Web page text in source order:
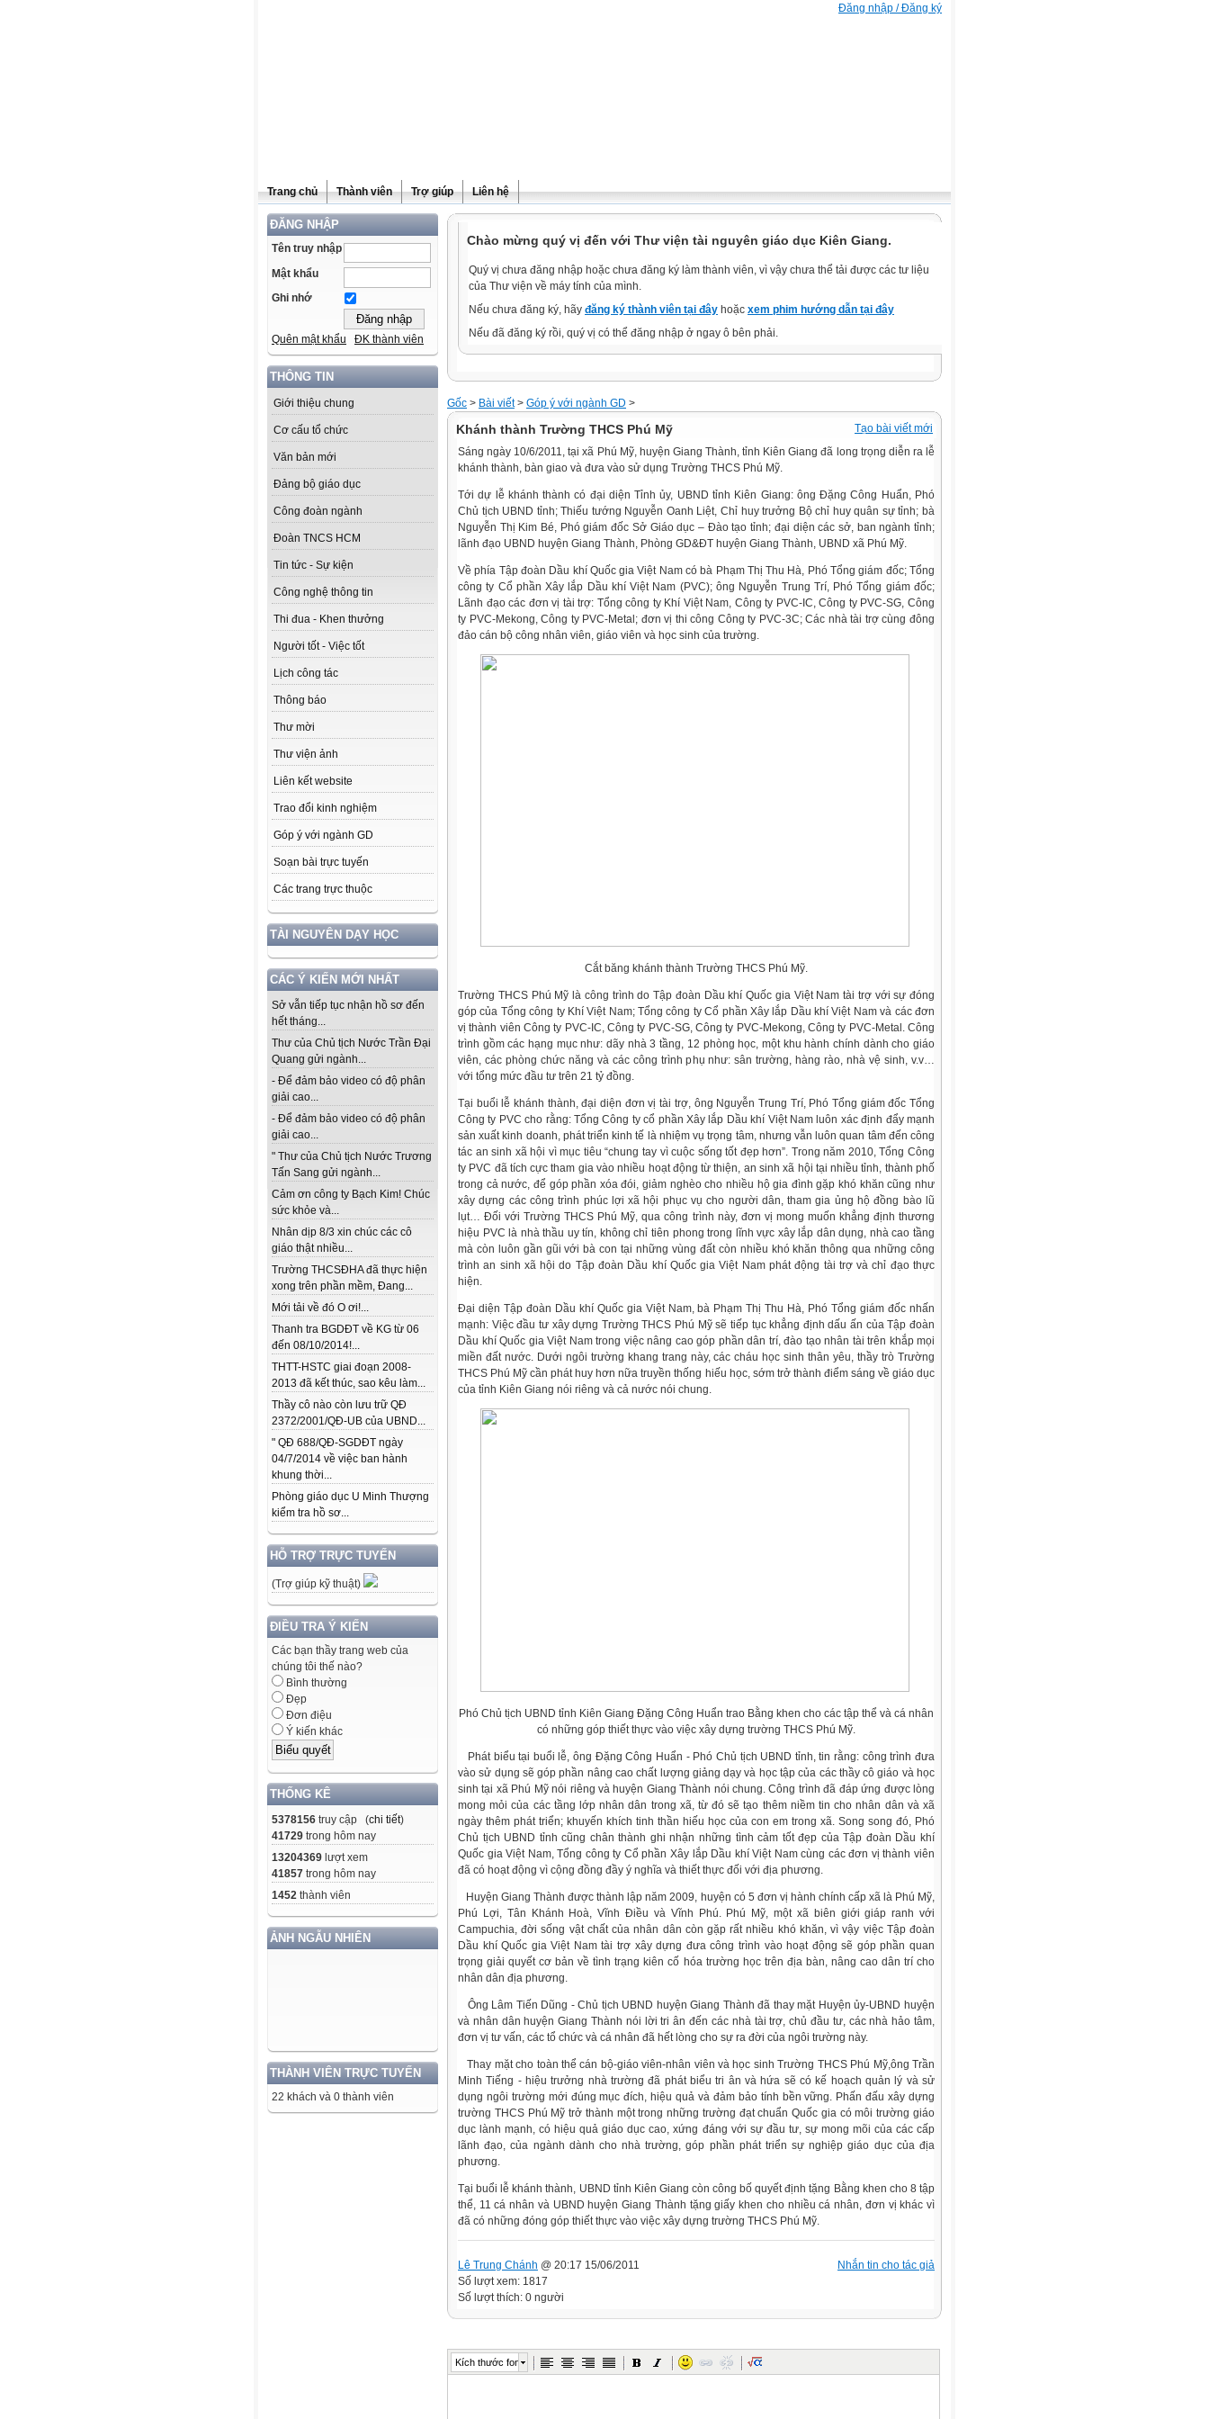
Đăng nhập / Đăng ký
Trang chủ Thành viên Trợ giúp Liên hệ
ĐĂNG NHẬP
Tên truy nhập
Mật khẩu
Ghi nhớ
Quên mật khẩu ĐK thành viên
THÔNG TIN
Giới thiệu chung
Cơ cấu tổ chức
Văn bản mới
Đảng bộ giáo dục
Công đoàn ngành
Đoàn TNCS HCM
Tin tức - Sự kiện
Công nghệ thông tin
Thi đua - Khen thưởng
Người tốt - Việc tốt
Lịch công tác
Thông báo
Thư mời
Thư viện ảnh
Liên kết website
Trao đổi kinh nghiệm
Góp ý với ngành GD
Soạn bài trực tuyến
Các trang trực thuộc
TÀI NGUYÊN DẠY HỌC
CÁC Ý KIẾN MỚI NHẤT
Sở vẫn tiếp tục nhận hồ sơ đến
hết tháng...
Thư của Chủ tịch Nước Trần Đại
Quang gửi ngành...
- Để đảm bảo video có độ phân
giải cao...
- Để đảm bảo video có độ phân
giải cao...
" Thư của Chủ tịch Nước Trương
Tấn Sang gửi ngành...
Cảm ơn công ty Bạch Kim! Chúc
sức khỏe và...
Nhân dịp 8/3 xin chúc các cô
giáo thật nhiều...
Trường THCSĐHA đã thực hiện
xong trên phần mềm, Đang...
Mới tải về đó O ơi!...
Thanh tra BGDĐT về KG từ 06
đến 08/10/2014!...
THTT-HSTC giai đoạn 2008-
2013 đã kết thúc, sao kêu làm...
Thầy cô nào còn lưu trữ QĐ
2372/2001/QĐ-UB của UBND...
" QĐ 688/QĐ-SGDĐT ngày
04/7/2014 về việc ban hành
khung thời...
Phòng giáo dục U Minh Thượng
kiểm tra hồ sơ...
HỖ TRỢ TRỰC TUYẾN
(Trợ giúp kỹ thuật)
ĐIỀU TRA Ý KIẾN
Các bạn thầy trang web của
chúng tôi thế nào?
Bình thường
Đẹp
Đơn điệu
Ý kiến khác
THỐNG KÊ
5378156 truy cập (chi tiết)
41729 trong hôm nay
13204369 lượt xem
41857 trong hôm nay
1452 thành viên
ẢNH NGẪU NHIÊN
THÀNH VIÊN TRỰC TUYẾN
22 khách và 0 thành viên
Chào mừng quý vị đến với Thư viện tài nguyên giáo dục Kiên Giang.
Quý vị chưa đăng nhập hoặc chưa đăng ký làm thành viên, vì vậy chưa thể tải được các tư liệu
của Thư viện về máy tính của mình.
Nếu chưa đăng ký, hãy đăng ký thành viên tại đây hoặc xem phim hướng dẫn tại đây
Nếu đã đăng ký rồi, quý vị có thể đăng nhập ở ngay ô bên phải.
Gốc > Bài viết> Góp ý với ngành GD >
Tạo bài viết mới
Khánh thành Trường THCS Phú Mỹ
Sáng ngày 10/6/2011, tại xã Phú Mỹ, huyện Giang Thành, tỉnh Kiên Giang đã long trọng diễn ra lễ
khánh thành, bàn giao và đưa vào sử dụng Trường THCS Phú Mỹ.
Tới dự lễ khánh thành có đại diện Tỉnh ủy, UBND tỉnh Kiên Giang: ông Đặng Công Huẩn, Phó
Chủ tịch UBND tỉnh; Thiếu tướng Nguyễn Oanh Liệt, Chỉ huy trưởng Bộ chỉ huy quân sự tỉnh; bà
Nguyễn Thị Kim Bé, Phó giám đốc Sở Giáo dục – Đào tạo tỉnh; đại diện các sở, ban ngành tỉnh;
lãnh đạo UBND huyện Giang Thành, Phòng GD&ĐT huyện Giang Thành, UBND xã Phú Mỹ.
Về phía Tập đoàn Dầu khí Quốc gia Việt Nam có bà Phạm Thị Thu Hà, Phó Tổng giám đốc; Tổng
công ty Cổ phần Xây lắp Dầu khí Việt Nam (PVC); ông Nguyễn Trung Trí, Phó Tổng giám đốc;
Lãnh đạo các đơn vị tài trợ: Tổng công ty Khí Việt Nam, Công ty PVC-IC, Công ty PVC-SG, Công
ty PVC-Mekong, Công ty PVC-Metal; đơn vị thi công Công ty PVC-3C; Các nhà tài trợ cùng đông
đảo cán bộ công nhân viên, giáo viên và học sinh của trường.
Cắt băng khánh thành Trường THCS Phú Mỹ.
Trường THCS Phú Mỹ là công trình do Tập đoàn Dầu khí Quốc gia Việt Nam tài trợ với sự đóng
góp của Tổng công ty Khí Việt Nam; Tổng công ty Cổ phần Xây lắp Dầu khí Việt Nam và các đơn
vị thành viên Công ty PVC-IC, Công ty PVC-SG, Công ty PVC-Mekong, Công ty PVC-Metal. Công
trình gồm các hạng mục như: dãy nhà 3 tầng, 12 phòng học, một khu hành chính dành cho giáo
viên, các phòng chức năng và các công trình phụ như: sân trường, hàng rào, nhà vệ sinh, v.v…
với tổng mức đầu tư trên 21 tỷ đồng.
Tại buổi lễ khánh thành, đại diện đơn vị tài trợ, ông Nguyễn Trung Trí, Phó Tổng giám đốc Tổng
Công ty PVC cho rằng: Tổng Công ty cổ phần Xây lắp Dầu khí Việt Nam luôn xác định đẩy mạnh
sản xuất kinh doanh, phát triển kinh tế là nhiệm vụ trọng tâm, nhưng vẫn luôn quan tâm đến công
tác an sinh xã hội vì mục tiêu “chung tay vì cuộc sống tốt đẹp hơn”. Trong năm 2010, Tổng Công
ty PVC đã tích cực tham gia vào nhiều hoạt động từ thiện, an sinh xã hội tại nhiều tỉnh, thành phố
trong cả nước, để góp phần xóa đói, giảm nghèo cho nhiều hộ gia đình gặp khó khăn cũng như
xây dựng các công trình phúc lợi xã hội phục vụ cho người dân, tham gia ủng hộ đồng bào lũ
lụt… Đối với Trường THCS Phú Mỹ, qua công trình này, đơn vị mong muốn khẳng định th­ương
hiệu PVC là nhà thầu uy tín, không chỉ tiên phong trong lĩnh vực xây lắp dân dụng, nhà cao tầng
mà còn luôn gần gũi với bà con tại những vùng đất còn nhiều khó khăn thông qua những công
trình an sinh xã hội do Tập đoàn Dầu khí Quốc gia Việt Nam phát động tài trợ và chỉ đạo thực
hiện.
Đại diện Tập đoàn Dầu khí Quốc gia Việt Nam, bà Phạm Thị Thu Hà, Phó Tổng giám đốc nhấn
mạnh: Việc đầu tư xây dựng Trường THCS Phú Mỹ sẽ tiếp tục khẳng định dấu ấn của Tập đoàn
Dầu khí Quốc gia Việt Nam trong việc nâng cao góp phần dân trí, đào tạo nhân tài trên khắp mọi
miền đất nước. Dưới ngôi trường khang trang này, các cháu học sinh thân yêu, thầy trò Trường
THCS Phú Mỹ cần phát huy hơn nữa truyền thống hiếu học, sớm trở thành điểm sáng về giáo dục
của tỉnh Kiên Giang nói riêng và cả nước nói chung.
Phó Chủ tịch UBND tỉnh Kiên Giang Đặng Công Huẩn trao Bằng khen cho các tập thể và cá nhân
có những góp thiết thực vào việc xây dựng trường THCS Phú Mỹ.
Phát biểu tại buổi lễ, ông Đặng Công Huẩn - Phó Chủ tịch UBND tỉnh, tin rằng: công trình đưa
vào sử dụng sẽ góp phần nâng cao chất lượng giảng dạy và học tập của các thầy cô giáo và học
sinh tại xã Phú Mỹ nói riêng và huyện Giang Thành nói chung. Công trình đã đáp ứng được lòng
mong mỏi của các tầng lớp nhân dân trong xã, từ đó sẽ tạo thêm niềm tin cho nhân dân và xã
ngày thêm phát triển; khuyến khích tinh thần hiếu học của con em trong xã. Song song đó, Phó
Chủ tịch UBND tỉnh cũng chân thành ghi nhận những tình cảm tốt đẹp của Tập đoàn Dầu khí
Quốc gia Việt Nam, Tổng công ty Cổ phần Xây lắp Dầu khí Việt Nam cùng các đơn vị thành viên
đã có hoạt động vì cộng đồng đầy ý nghĩa và thiết thực đối với địa phương.
Huyện Giang Thành được thành lập năm 2009, huyện có 5 đơn vị hành chính cấp xã là Phú Mỹ,
Phú Lợi, Tân Khánh Hoà, Vĩnh Điều và Vĩnh Phú. Phú Mỹ, một xã biên giới giáp ranh với
Campuchia, đời sống vật chất của nhân dân còn gặp rất nhiều khó khăn, vì vậy việc Tập đoàn
Dầu khí Quốc gia Việt Nam tài trợ xây dựng đưa công trình vào hoạt động sẽ góp phần quan
trọng giải quyết cơ bản về tình trạng kiên cố hóa trường học trên địa bàn, nâng cao dân trí cho
nhân dân địa phương.
Ông Lâm Tiến Dũng - Chủ tịch UBND huyện Giang Thành đã thay mặt Huyện ủy-UBND huyện
và nhân dân huyện Giang Thành nói lời tri ân đến các nhà tài trợ, chủ đầu tư, các nhà hảo tâm,
đơn vị tư vấn, các tổ chức và cá nhân đã hết lòng cho sự ra đời của ngôi trường này.
Thay mặt cho toàn thể cán bộ-giáo viên-nhân viên và học sinh Trường THCS Phú Mỹ,ông Trần
Minh Tiếng - hiệu trưởng nhà trường đã phát biểu tri ân và hứa sẽ có kế hoạch quản lý và sử
dụng ngôi trường mới đúng mục đích, hiệu quả và đảm bảo tính bền vững. Phấn đấu xây dựng
trường THCS Phú Mỹ trở thành một trong những trường đạt chuẩn Quốc gia có môi trường giáo
dục lành mạnh, có hiệu quả giáo dục cao, xứng đáng với sự đầu tư, sự mong mõi của các cấp
lãnh đạo, của ngành dành cho nhà trường, góp phần phát triển sự nghiệp giáo dục của địa
phương.
Tại buổi lễ khánh thành, UBND tỉnh Kiên Giang còn công bố quyết định tặng Bằng khen cho 8 tập
thể, 11 cá nhân và UBND huyện Giang Thành tặng giấy khen cho nhiều cá nhân, đơn vị khác vì
đã có những đóng góp thiết thực vào việc xây dựng trường THCS Phú Mỹ.
Nhắn tin cho tác giả
Lê Trung Chánh @ 20:17 15/06/2011
Số lượt xem: 1817
Số lượt thích: 0 người
Kích thước font